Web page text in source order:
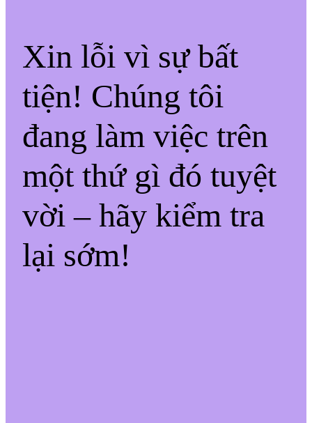
Xin lỗi vì sự bất
tiện! Chúng tôi
đang làm việc trên
một thứ gì đó tuyệt
vời – hãy kiểm tra
lại sớm!